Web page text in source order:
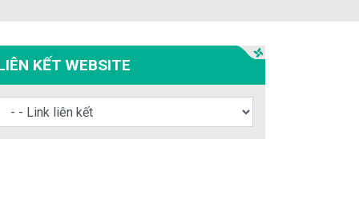
Tọa Viêm Khớp Dạng Thấp
KẾT WEBSITE